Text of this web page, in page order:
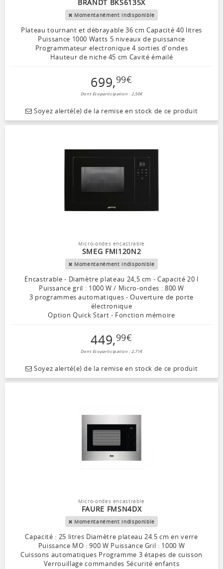
BRANDT BKS6135X
Momentanément indisponible
Plateau tournant et débrayable 36 cm Capacité 40 litres
Puissance 1000 Watts 5 niveaux de puissance
Programmateur electronique 4 sorties d'ondes
Hauteur de niche 45 cm Cavité émailé
699,99€
Dont Ecoparticipation : 2,50€
Soyez alerté(e) de la remise en stock de ce produit
Micro-ondes encastrable
SMEG FMI120N2
Momentanément indisponible
Encastrable - Diamètre plateau 24,5 cm - Capacité 20 l
Puissance gril : 1000 W / Micro-ondes : 800 W
3 programmes automatiques - Ouverture de porte
électronique
Option Quick Start - Fonction mémoire
449,99€
Dont Ecoparticipation : 2,71€
Soyez alerté(e) de la remise en stock de ce produit
Micro-ondes encastrable
FAURE FMSN4DX
Momentanément indisponible
Capacité : 25 litres Diamètre plateau 24.5 cm en verre
Puissance MO : 900 W Puissance Gril : 1000 W
Cuissons automatiques Programme 3 étapes de cuisson
Verrouillage commandes Sécurité enfants